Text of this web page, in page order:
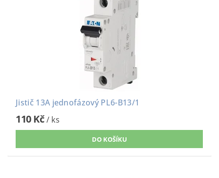
Jistič 13A jednofázový PL6-B13/1
110 Kč/ ks